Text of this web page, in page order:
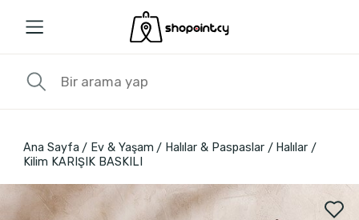
Ana Sayfa Ev & Yaşam Halılar & Paspaslar
Halılar
Kilim KARIŞIK BASKILI